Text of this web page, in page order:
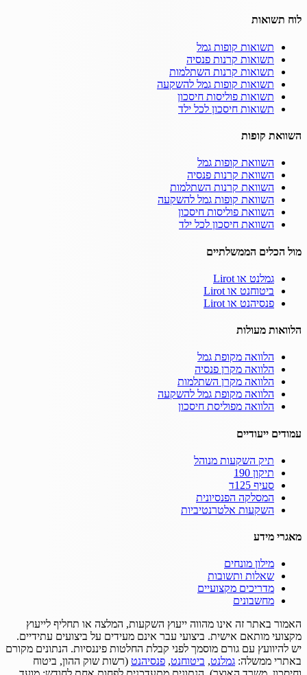
לוח תשואות
תשואות קופות גמל
תשואות קרנות פנסיה
תשואות קרנות השתלמות
תשואות קופות גמל להשקעה
תשואות פוליסות חיסכון
תשואות חיסכון לכל ילד
השוואת קופות
השוואת קופות גמל
השוואת קרנות פנסיה
השוואת קרנות השתלמות
השוואת קופות גמל להשקעה
השוואת פוליסות חיסכון
השוואת חיסכון לכל ילד
מול הכלים הממשלתיים
גמלנט או Lirot
ביטוחנט או Lirot
פנסיהנט או Lirot
הלוואות מעולות
הלוואה מקופת גמל
הלוואה מקרן פנסיה
הלוואה מקרן השתלמות
הלוואה מקופת גמל להשקעה
הלוואה מפוליסת חיסכון
עמודים ייעודיים
תיק השקעות מנוהל
תיקון 190
סעיף 125ד
המסלקה הפנסיונית
השקעות אלטרנטיביות
מאגרי מידע
מילון מונחים
שאלות ותשובות
מדריכים מקצועיים
מחשבונים
האמור באתר זה אינו מהווה ייעוץ השקעות, המלצה או תחליף לייעוץ
מקצועי מותאם אישית. ביצועי עבר אינם מעידים על ביצועים עתידיים.
יש להיוועץ עם גורם מוסמך לפני קבלת החלטות פיננסיות. הנתונים מקורם
באתרי ממשלה: גמלנט, ביטוחנט, פנסיהנט (רשות שוק ההון, ביטוח